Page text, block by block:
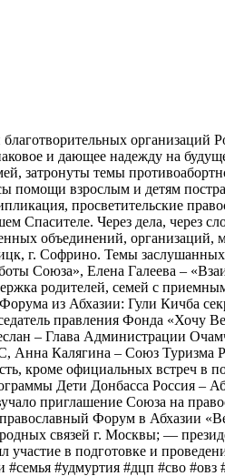
и дающее надежду на
затронуты темы
помощи взрослым и детям
просветительские
Через дела, через
объединений, организаций,
г. Софрино. Темы
Союза», Елена Галеева –
родителей, семей с
из Абхазии: Гули Кичба
правления Фонда «Хочу
– Глава Администрации
Анна Калягина – Союз Туризма
кроме официальных встреч в
Дети Донбасса Россия –
приглашение Союза на
Форум в Абхазии
связей г. Москвы; —
в подготовке и
#удмуртия #дцп #сво